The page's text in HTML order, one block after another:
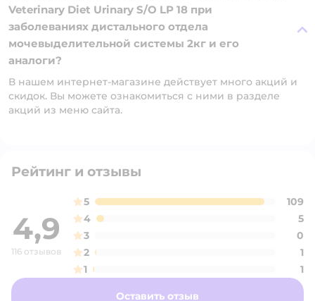
Veterinary Diet Urinary S/O LP 18 при
заболеваниях дистального отдела
мочевыделительной системы 2кг и его
аналоги?
В нашем интернет-магазине действует много акций и
скидок. Вы можете ознакомиться с ними в разделе
акций из меню сайта.
Рейтинг и отзывы
4,9
116 отзывов
5
109
4
5
3
0
2
1
1
1
Оставить отзыв